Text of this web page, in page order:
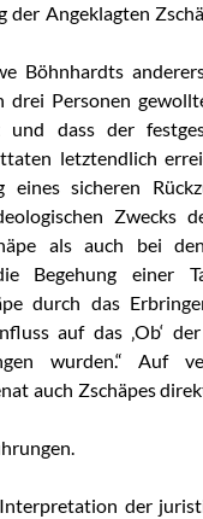
Angeklagten
Böhnhardts
drei Personen
und dass der
letztendlich
eines sicheren
Zwecks
als auch bei
Begehung einer
durch das
auf das ‚Ob‘
wurden.“ Auf
auch Zschäpes
der